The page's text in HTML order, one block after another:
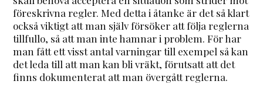
föreskrivna regler. Med detta i åtanke är det så klart
också viktigt att man själv försöker att följa reglerna
tillfullo, så att man inte hamnar i problem. För har
man fått ett visst antal varningar till exempel så kan
det leda till att man kan bli vräkt, förutsatt att det
finns dokumenterat att man övergått reglerna.